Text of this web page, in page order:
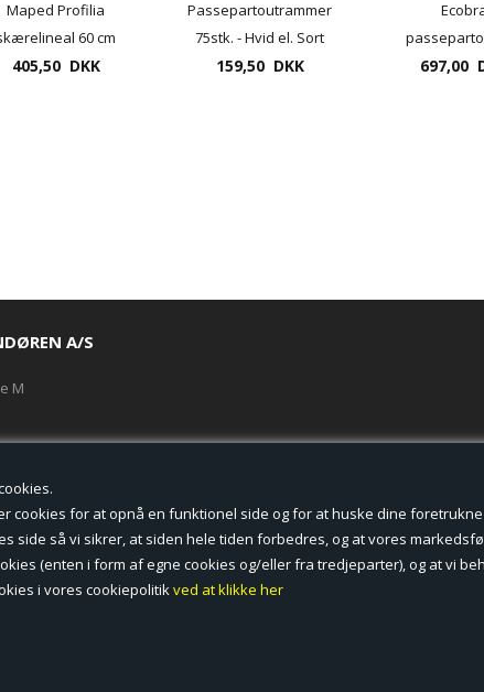
anvender cookies.
cookies for at opnå en funktionel side og for at huske dine
side så vi sikrer, at siden hele tiden forbedres, og at vores
(enten i form af egne cookies og/eller fra tredjeparter), og at vi
i vores cookiepolitikved at klikke her
Maped Profilia
60 cm
405,50 DKK
Passepartoutrammer
75stk. - Hvid el. Sort
(25 stk. A5, A4 og A3)
159,50 DKK
med 100cm
697,00
A/S
M
i butikken